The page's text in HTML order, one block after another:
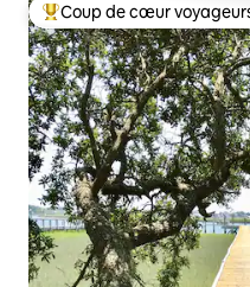
Coups de cœur voyageurs
Coup de cœur